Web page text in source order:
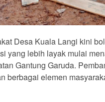
Desa Kuala Langi kini
yang lebih layak mulai
Gantung Garuda.
berbagai elemen